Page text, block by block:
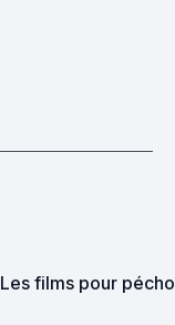
Les films pour